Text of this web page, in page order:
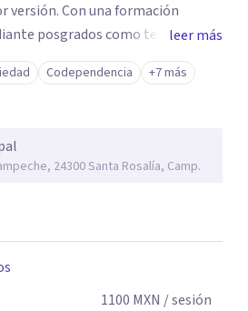
formación
posgrados como terapeuta
así como con respaldo
clínica de más de 26 años y
clara y directa para darte
una dirección firme de tu proceso
leer más
Codependencia +7 más
24300 Santa Rosalía, Camp.
1100 MXN / sesión